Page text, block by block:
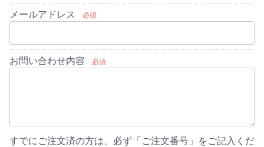
メールアドレス 必須
お問い合わせ内容 必須
すでにご注文済の方は、必ず「ご注文番号」をご記入くだ